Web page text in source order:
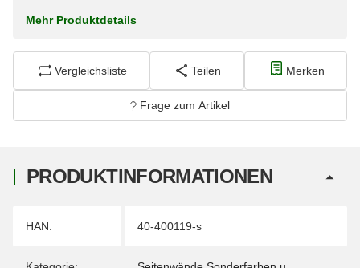
Mehr Produktdetails
Vergleichsliste Teilen Merken
Frage zum Artikel
PRODUKTINFORMATIONEN
Produkteigenschaft
Wert
HAN: 40-400119-s